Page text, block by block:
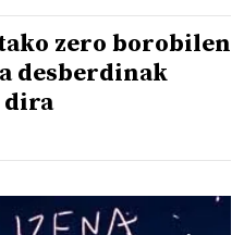
zero borobilen
desberdinak
dira